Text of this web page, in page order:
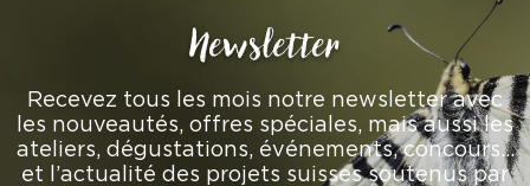
Newsletter
Recevez tous les mois notre newsletter avec
les nouveautés, offres spéciales, mais aussi les
ateliers, dégustations, événements, concours…
et l’actualité des projets suisses soutenus par